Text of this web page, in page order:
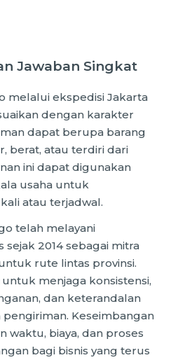
Jawaban Singkat
melalui ekspedisi Jakarta
dengan karakter
dapat berupa barang
berat, atau terdiri dari
ini dapat digunakan
usaha untuk
atau terjadwal.
telah melayani
sejak 2014 sebagai mitra
rute lintas provinsi.
menjaga konsistensi,
dan keterandalan
Keseimbangan
waktu, biaya, dan proses
bagi bisnis yang terus